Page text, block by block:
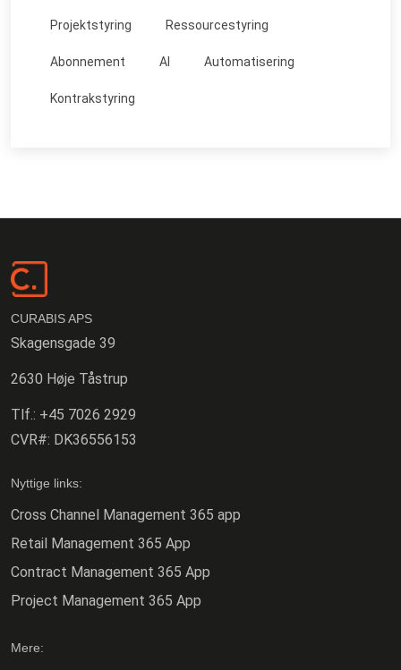
Projektstyring Ressourcestyring
Abonnement AI Automatisering
Kontrakstyring
CURABIS APS
Skagensgade 39
2630 Høje Tåstrup
Tlf.: +45 7026 2929
CVR#: DK36556153
Nyttige links:
Cross Channel Management 365 app
Retail Management 365 App
Contract Management 365 App
Project Management 365 App
Mere: